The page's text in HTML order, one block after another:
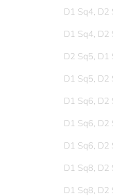
D1 Sq4, D2
D1 Sq4, D2
D2 Sq5, D1
D1 Sq5, D2
D1 Sq6, D2
D1 Sq6, D2
D1 Sq6, D2
D1 Sq8, D2
D1 Sq8, D2